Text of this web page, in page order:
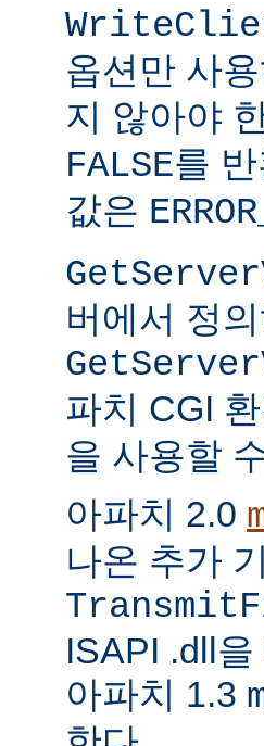
옵션만 사
지 않아야
FALSE를
값은
버에서 정
파치 CGI
을 사용할
아파치 2.0
나온 추가
ISAPI .dll
아파치 1.3